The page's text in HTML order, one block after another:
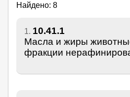
Найдено: 8
1. 10.41.1
Масла и жиры
фракции